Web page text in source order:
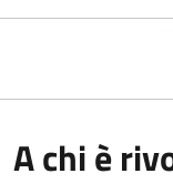
A chi è